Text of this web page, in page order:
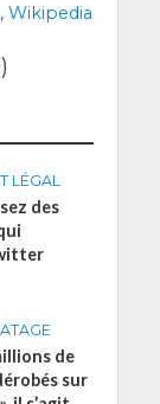
, Wiki­pe­dia
LÉGAL
des
de
sur